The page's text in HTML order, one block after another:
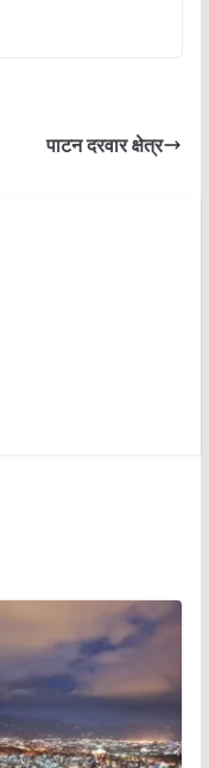
पाटन दरवार क्षेत्र